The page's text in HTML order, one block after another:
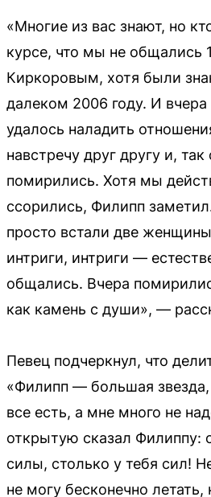
«Многие из вас знают, но
курсе, что мы не общались
Киркоровым, хотя были
далеком 2006 году. И вчера
удалось наладить
навстречу друг другу и,
помирились. Хотя мы
ссорились, Филипп
просто встали две
интриги, интриги —
общались. Вчера
как камень с души», —
Певец подчеркнул, что
«Филипп — большая
все есть, а мне много не
открытую сказал Филиппу:
силы, столько у тебя сил!
не могу бесконечно